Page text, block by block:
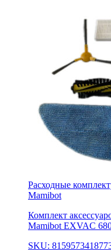
Расходные
Mamibot
Комплект
Mamibot EXVAC
SKU: